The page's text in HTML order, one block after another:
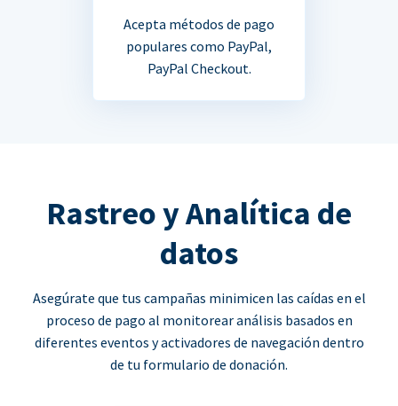
Acepta métodos de pago
populares como PayPal,
PayPal Checkout.
Rastreo y Analítica de
datos
Asegúrate que tus campañas minimicen las caídas en el
proceso de pago al monitorear análisis basados en
diferentes eventos y activadores de navegación dentro
de tu formulario de donación.